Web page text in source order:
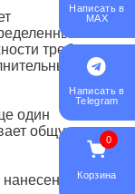
требуют
один
общую
Написать в
MAX
Написать в
Telegram
0
Корзина